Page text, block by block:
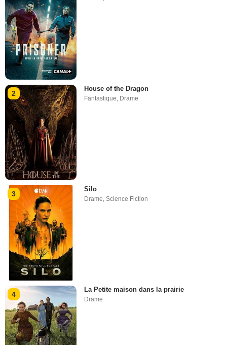
2
House of the Dragon
Fantastique, Drame
3
Silo
Drame,Science Fiction
4
La Petite maison dans la prairie
Drame